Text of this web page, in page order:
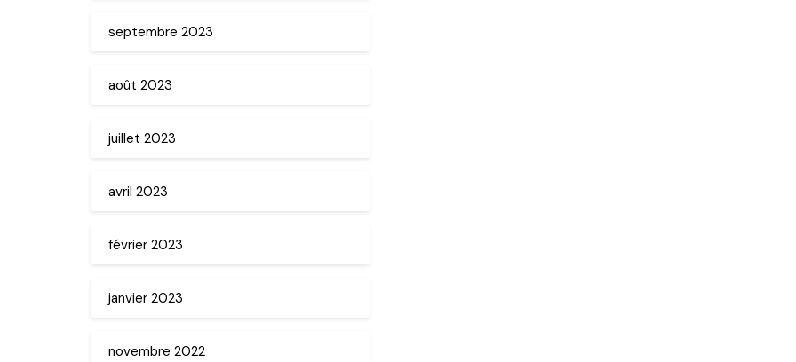
septembre 2023
août 2023
juillet 2023
avril 2023
février 2023
janvier 2023
novembre 2022